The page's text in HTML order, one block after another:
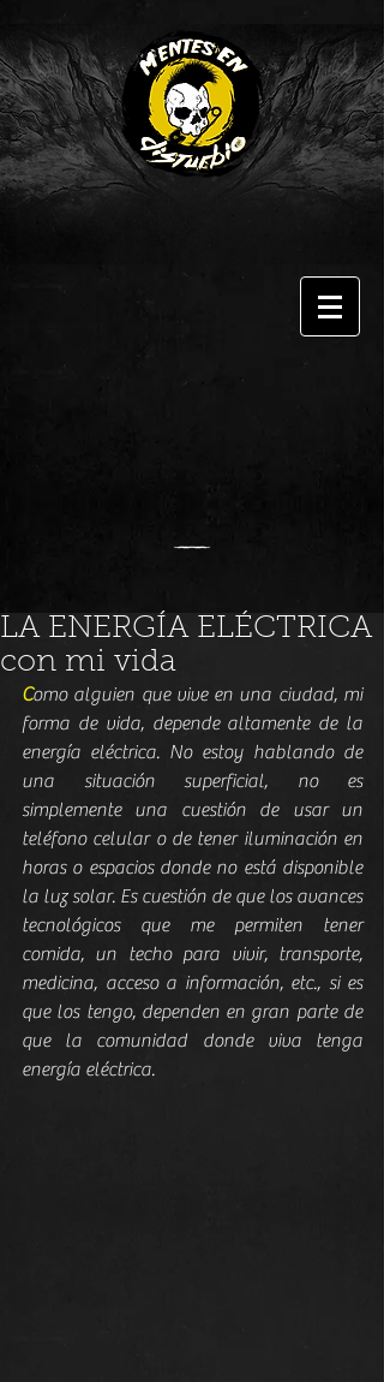
LA ENERGÍA ELÉCTRICA
con mi vida
Como alguien que vive en una ciudad, mi
forma de vida, depende altamente de la
energía eléctrica. No estoy hablando de
una situación superficial, no es
simplemente una cuestión de usar un
teléfono celular o de tener iluminación en
horas o espacios donde no está disponible
la luz solar. Es cuestión de que los avances
tecnológicos que me permiten tener
comida, un techo para vivir, transporte,
medicina, acceso a información, etc., si es
que los tengo, dependen en gran parte de
que la comunidad donde viva tenga
energía eléctrica.